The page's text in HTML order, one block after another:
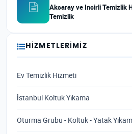
Aksaray ve Incirli Temizlik
Temizlik
HIZMETLERIMIZ
Ev Temizlik Hizmeti
İstanbul Koltuk Yıkama
Oturma Grubu - Koltuk - Yatak